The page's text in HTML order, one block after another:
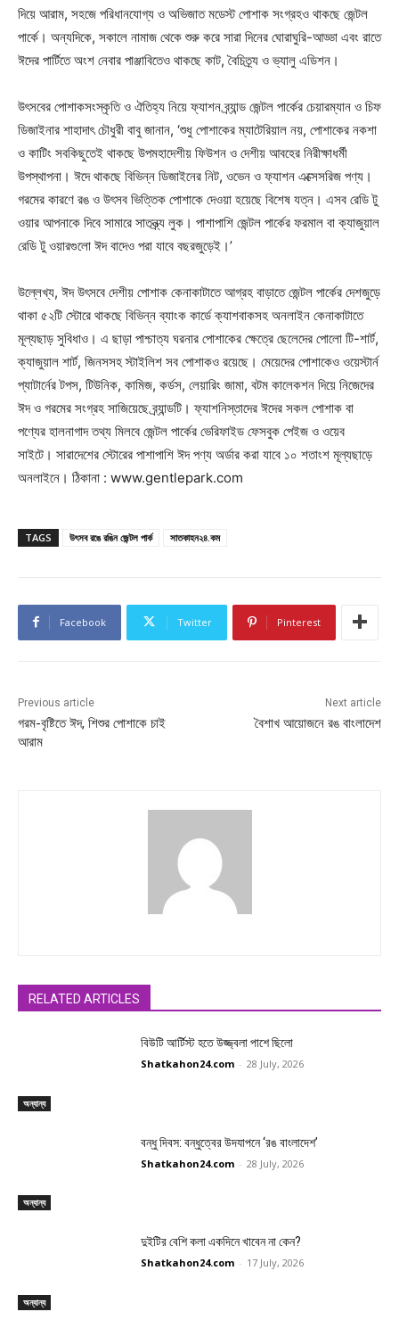
দিয়ে আরাম, সহজে পরিধানযোগ্য ও অভিজাত মডেস্ট পোশাক সংগ্রহও থাকছে জেন্টল
পার্কে। অন্যদিকে, সকালে নামাজ থেকে শুরু করে সারা দিনের ঘোরাঘুরি-আড্ডা এবং রাতে
ঈদের পার্টিতে অংশ নেবার পাঞ্জাবিতেও থাকছে কাট, বৈচিত্র্য ও ভ্যালু এডিশন।
উৎসবের পোশাকসংস্কৃতি ও ঐতিহ্য নিয়ে ফ্যাশন ব্র্যান্ড জেন্টল পার্কের চেয়ারম্যান ও চিফ
ডিজাইনার শাহাদাৎ চৌধুরী বাবু জানান, ‘শুধু পোশাকের ম্যাটেরিয়াল নয়, পোশাকের নকশা
ও কাটিং সবকিছুতেই থাকছে উপমহাদেশীয় ফিউশন ও দেশীয় আবহের নিরীক্ষাধর্মী
উপস্থাপনা। ঈদে থাকছে বিভিন্ন ডিজাইনের নিট, ওভেন ও ফ্যাশন এক্সেসরিজ পণ্য।
গরমের কারণে রঙ ও উৎসব ভিত্তিক পোশাকে দেওয়া হয়েছে বিশেষ যত্ন। এসব রেডি টু
ওয়ার আপনাকে দিবে সামারে সাতন্ত্র্য লুক। পাশাপাশি জেন্টল পার্কের ফরমাল বা ক্যাজুয়াল
রেডি টু ওয়ারগুলো ঈদ বাদেও পরা যাবে বছরজুড়েই।’
উল্লেখ্য, ঈদ উৎসবে দেশীয় পোশাক কেনাকাটাতে আগ্রহ বাড়াতে জেন্টল পার্কের দেশজুড়ে
থাকা ৫২টি স্টোরে থাকছে বিভিন্ন ব্যাংক কার্ডে ক্যাশবাকসহ অনলাইন কেনাকাটাতে
মূল্যছাড় সুবিধাও। এ ছাড়া পাশ্চাত্য ঘরনার পোশাকের ক্ষেত্রে ছেলেদের পোলো টি-শার্ট,
ক্যাজুয়াল শার্ট, জিনসসহ স্টাইলিশ সব পোশাকও রয়েছে। মেয়েদের পোশাকেও ওয়েস্টার্ন
প্যাটার্নের টপস, টিউনিক, কামিজ, কর্ডস, লেয়ারিং জামা, বটম কালেকশন দিয়ে নিজেদের
ঈদ ও গরমের সংগ্রহ সাজিয়েছে ব্র্যান্ডটি। ফ্যাশনিস্তাদের ঈদের সকল পোশাক বা
পণ্যের হালনাগাদ তথ্য মিলবে জেন্টল পার্কের ভেরিফাইড ফেসবুক পেইজ ও ওয়েব
সাইটে। সারাদেশের স্টোরের পাশাপাশি ঈদ পণ্য অর্ডার করা যাবে ১০ শতাংশ মূল্যছাড়ে
অনলাইনে। ঠিকানা : www.gentlepark.com
TAGS উৎসব রঙে রঙিন জেন্টল পার্ক সাতকাহন২৪.কম
Facebook Twitter Pinterest
Previous article
গরম-বৃষ্টিতে ঈদ, শিশুর পোশাকে চাই
আরাম
Next article
বৈশাখ আয়োজনে রঙ বাংলাদেশ
RELATED ARTICLES
অন্যান্য
বিউটি আর্টিস্ট হতে উজ্জ্বলা পাশে ছিলো
Shatkahon24.com - 28 July, 2026
অন্যান্য
বন্ধু দিবস: বন্ধুত্বের উদযাপনে ‘রঙ বাংলাদেশ’
Shatkahon24.com - 28 July, 2026
অন্যান্য
দুইটির বেশি কলা একদিনে খাবেন না কেন?
Shatkahon24.com - 17 July, 2026